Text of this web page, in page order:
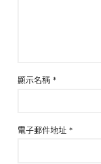
顯示名稱 *
電子郵件地址 *